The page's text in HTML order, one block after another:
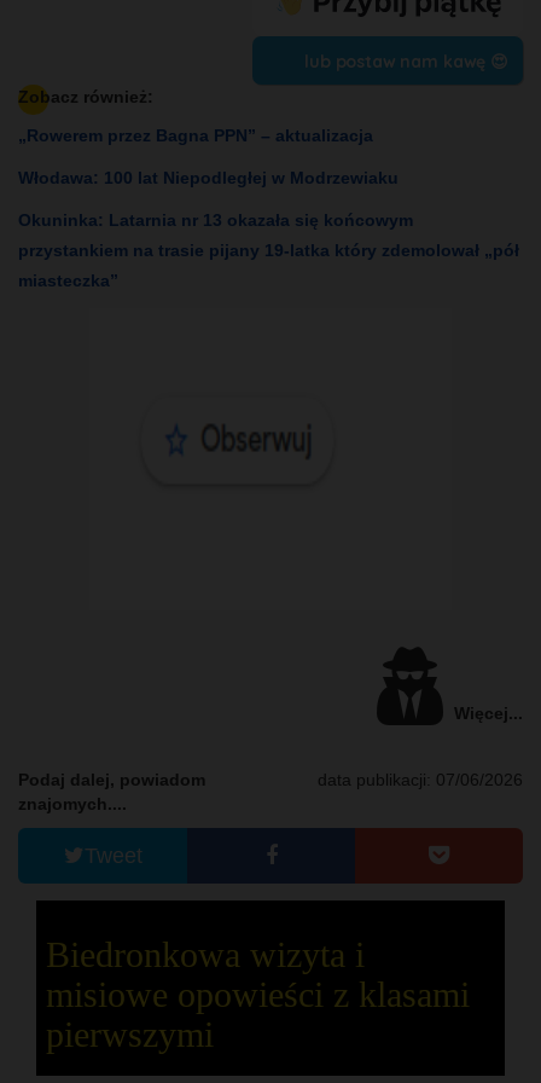
lub postaw nam kawę 😍
Zobacz również:
„Rowerem przez Bagna PPN” – aktualizacja
Włodawa: 100 lat Niepodległej w Modrzewiaku
Okuninka: Latarnia nr 13 okazała się końcowym
przystankiem na trasie pijany 19-latka który zdemolował „pół
miasteczka”
Więcej...
data publikacji: 07/06/2026
Podaj dalej, powiadom
znajomych....
Tweet
Biedronkowa wizyta i
misiowe opowieści z klasami
pierwszymi